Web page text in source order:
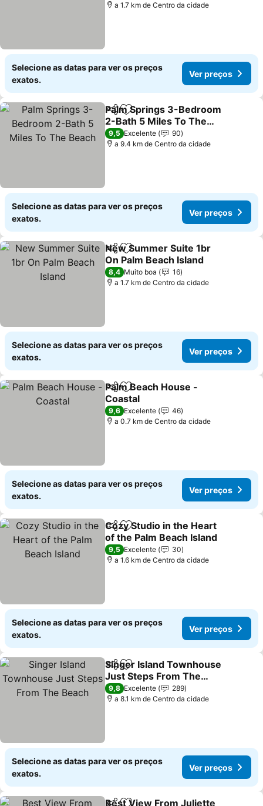
a 1.7 km de Centro da cidade
Selecione as datas para ver os preços
exatos.
Ver preços
PartilharAdicionar aos favoritos
Palm Springs 3-Bedroom
2-Bath 5 Miles To The
Beach
9,5 Excelente
90
a 9.4 km de Centro da cidade
Selecione as datas para ver os preços
exatos.
Ver preços
PartilharAdicionar aos favoritos
New Summer Suite 1br
On Palm Beach Island
8,4 Muito boa
16
a 1.7 km de Centro da cidade
Selecione as datas para ver os preços
exatos.
Ver preços
PartilharAdicionar aos favoritos
Palm Beach House -
Coastal
9,6 Excelente
46
a 0.7 km de Centro da cidade
Selecione as datas para ver os preços
exatos.
Ver preços
PartilharAdicionar aos favoritos
Cozy Studio in the Heart
of the Palm Beach Island
9,5 Excelente
30
a 1.6 km de Centro da cidade
Selecione as datas para ver os preços
exatos.
Ver preços
PartilharAdicionar aos favoritos
Singer Island Townhouse
Just Steps From The
Beach
9,8 Excelente
289
a 8.1 km de Centro da cidade
Selecione as datas para ver os preços
exatos.
Ver preços
Best View From Juliette